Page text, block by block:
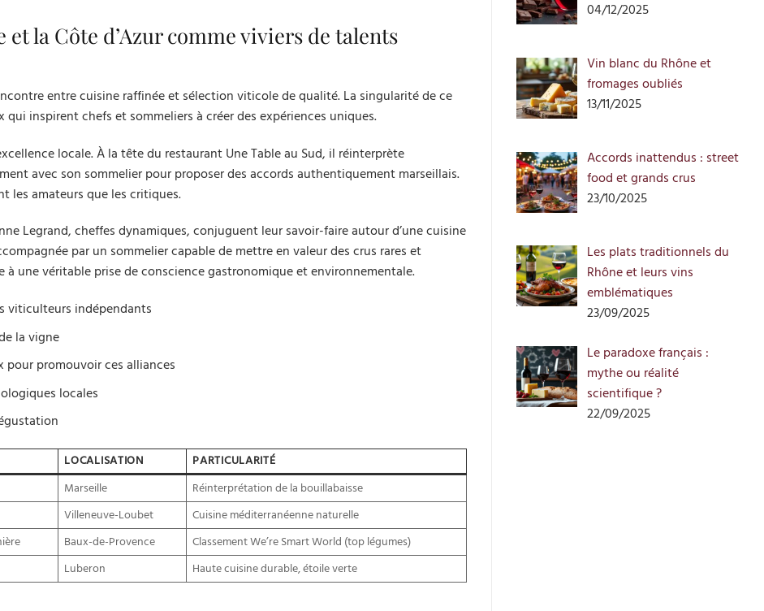
et la Côte d’Azur comme viviers de talents
entre cuisine raffinée et sélection viticole de qualité. La singularité de ce
inspirent chefs et sommeliers à créer des expériences uniques.
locale. À la tête du restaurant Une Table au Sud, il réinterprète
avec son sommelier pour proposer des accords authentiquement marseillais.
les amateurs que les critiques.
Legrand, cheffes dynamiques, conjuguent leur savoir-faire autour d’une cuisine
par un sommelier capable de mettre en valeur des crus rares et
une véritable prise de conscience gastronomique et environnementale.
viticulteurs indépendants
la vigne
promouvoir ces alliances
locales
LOCALISATION
PARTICULARITÉ
Marseille
Réinterprétation de la bouillabaisse
Villeneuve-Loubet
Cuisine méditerranéenne naturelle
Baux-de-Provence
Classement We’re Smart World (top légumes)
Luberon Haute cuisine durable, étoile verte
04/12/2025
Vin blanc du Rhône et
fromages oubliés
13/11/2025
Accords inattendus : street
food et grands crus
23/10/2025
Les plats traditionnels du
Rhône et leurs vins
emblématiques
23/09/2025
Le paradoxe français :
mythe ou réalité
scientifique ?
22/09/2025